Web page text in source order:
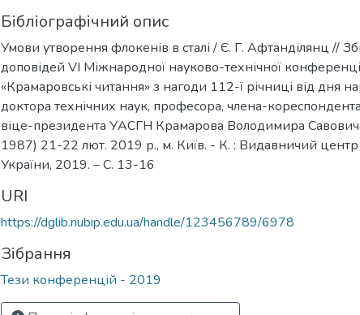
Бібліографічний опис
Умови утворення флокенів в сталі / Є. Г. Афтанділянц //
доповідей VI Міжнародної науково-технічної
«Крамаровські читання» з нагоди 112-ї річниці від дня
доктора технічних наук, професора, члена-
віце-президента УАСГН Крамарова Володимира
1987) 21-22 лют. 2019 р., м. Київ. - К. : Видавничий
України, 2019. – C. 13-16
URI
https://dglib.nubip.edu.ua/handle/123456789/6978
Зібрання
Тези конференцій - 2019